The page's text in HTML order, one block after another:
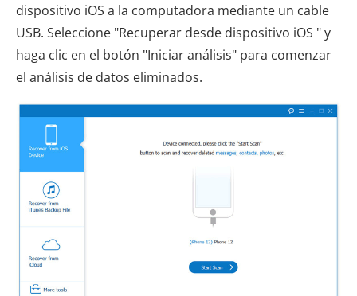
dispositivo iOS a la computadora mediante un cable
USB. Seleccione "Recuperar desde dispositivo iOS " y
haga clic en el botón "Iniciar análisis" para comenzar
el análisis de datos eliminados.